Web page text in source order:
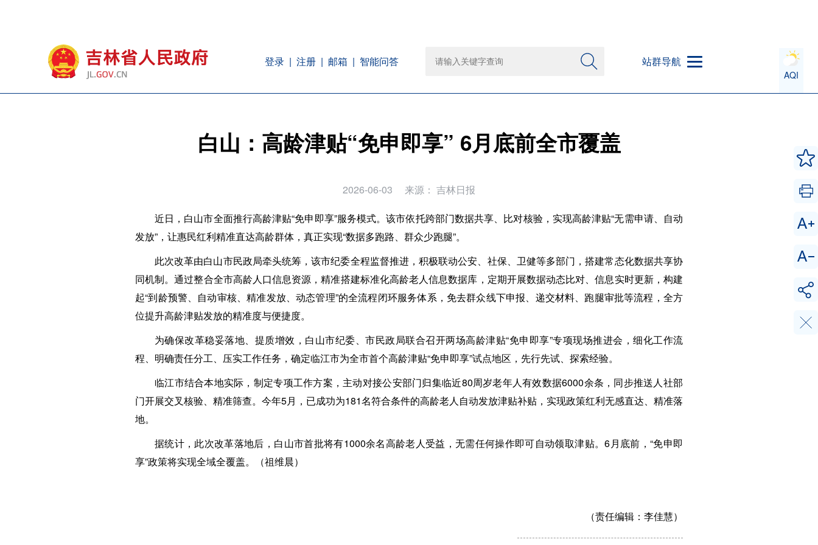
登录 注册 邮箱 智能问答 站群导航
AQI
白山：高龄津贴“免申即享” 6月底前全市覆盖
2026-06-03 来源： 吉林日报
近日，白山市全面推行高龄津贴“免申即享”服务模式。该市依托跨部门数据共享、比对核验，实现高龄津贴“无需申请、自动
发放”，让惠民红利精准直达高龄群体，真正实现“数据多跑路、群众少跑腿”。
此次改革由白山市民政局牵头统筹，该市纪委全程监督推进，积极联动公安、社保、卫健等多部门，搭建常态化数据共享协
同机制。通过整合全市高龄人口信息资源，精准搭建标准化高龄老人信息数据库，定期开展数据动态比对、信息实时更新，构建
起“到龄预警、自动审核、精准发放、动态管理”的全流程闭环服务体系，免去群众线下申报、递交材料、跑腿审批等流程，全方
位提升高龄津贴发放的精准度与便捷度。
为确保改革稳妥落地、提质增效，白山市纪委、市民政局联合召开两场高龄津贴“免申即享”专项现场推进会，细化工作流
程、明确责任分工、压实工作任务，确定临江市为全市首个高龄津贴“免申即享”试点地区，先行先试、探索经验。
临江市结合本地实际，制定专项工作方案，主动对接公安部门归集临近80周岁老年人有效数据6000余条，同步推送人社部
门开展交叉核验、精准筛查。今年5月，已成功为181名符合条件的高龄老人自动发放津贴补贴，实现政策红利无感直达、精准落
地。
据统计，此次改革落地后，白山市首批将有1000余名高龄老人受益，无需任何操作即可自动领取津贴。6月底前，“免申即
享”政策将实现全域全覆盖。（祖维晨）
（责任编辑： 李佳慧）